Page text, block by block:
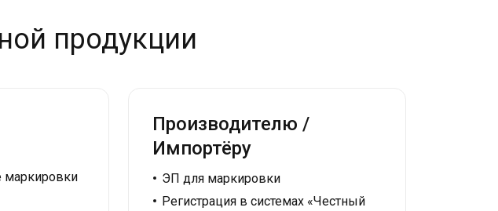
продукции
маркировки
Производителю /
Импортёру
ЭП для маркировки
Регистрация в системах «Честный